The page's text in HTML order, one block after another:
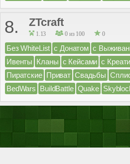
8. ZTcraft
1.13 0 из 100 0
Без WhiteList с Донатом с
Ивенты Кланы с Кейсами с
Пиратские Приват Свадьбы
BedWars BuildBattle Quake